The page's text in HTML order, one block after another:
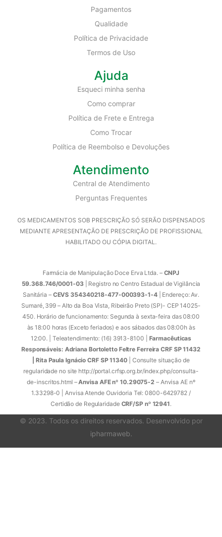
Pagamentos
Qualidade
Política de Privacidade
Termos de Uso
Ajuda
Esqueci minha senha
Como comprar
Política de Frete e Entrega
Como Trocar
Política de Reembolso e Devoluções
Atendimento
Central de Atendimento
Perguntas Frequentes
OS MEDICAMENTOS SOB PRESCRIÇÃO SÓ SERÃO DISPENSADOS
MEDIANTE APRESENTAÇÃO DE PRESCRIÇÃO DE PROFISSIONAL
HABILITADO OU CÓPIA DIGITAL.
Farmácia de Manipulação Doce Erva Ltda. – CNPJ
59.368.746/0001-03| Registro no Centro Estadual de Vigilância
Sanitária –CEVS 354340218-477-000393-1-4| Endereço: Av.
Sumaré, 399 – Alto da Boa Vista, Ribeirão Preto (SP)- CEP 14025-
450. Horário de funcionamento: Segunda à sexta-feira das 08:00
às 18:00 horas (Exceto feriados) e aos sábados das 08:00h às
12:00. | Teleatendimento: (16) 3913-8100 | Farmacêuticas
Responsáveis: Adriana Bortoletto Feltre Ferreira CRF SP 11432
| Rita Paula Ignácio CRF SP 11340 | Consulte situação de
regularidade no site http://portal.crfsp.org.br/index.php/consulta-
de-inscritos.html –Anvisa AFE nº 10.29075-2 – Anvisa AE nº
1.33298-0 | Anvisa Atende Ouvidoria Tel: 0800-6429782 /
Certidão de Regularidade CRF/SP nº 12941.
© 2023. Todos os direitos reservados. Desenvolvido por
ipharmaweb.